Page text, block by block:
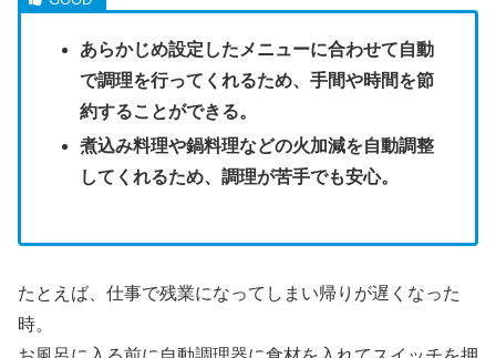
あらかじめ設定したメニューに合わせて自動
で調理を行ってくれるため、手間や時間を節
約することができる。
煮込み料理や鍋料理などの火加減を自動調整
してくれるため、調理が苦手でも安心。
たとえば、仕事で残業になってしまい帰りが遅くなった
時。